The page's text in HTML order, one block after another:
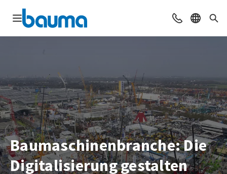
Navigation öffnen Beratung &
Sprache
Baumaschinenbranche: Die
Digitalisierung gestalten